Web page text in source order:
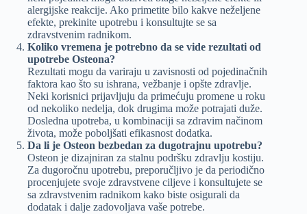
alergijske reakcije. Ako primetite bilo kakve neželjene
efekte, prekinite upotrebu i konsultujte se sa
zdravstvenim radnikom.
Koliko vremena je potrebno da se vide rezultati od
upotrebe Osteona?
Rezultati mogu da variraju u zavisnosti od pojedinačnih
faktora kao što su ishrana, vežbanje i opšte zdravlje.
Neki korisnici prijavljuju da primećuju promene u roku
od nekoliko nedelja, dok drugima može potrajati duže.
Dosledna upotreba, u kombinaciji sa zdravim načinom
života, može poboljšati efikasnost dodatka.
Da li je Osteon bezbedan za dugotrajnu upotrebu?
Osteon je dizajniran za stalnu podršku zdravlju kostiju.
Za dugoročnu upotrebu, preporučljivo je da periodično
procenjujete svoje zdravstvene ciljeve i konsultujete se
sa zdravstvenim radnikom kako biste osigurali da
dodatak i dalje zadovoljava vaše potrebe.